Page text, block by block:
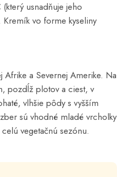
usnadňuje jeho
vo forme kyseliny
a Severnej Amerike. Na
pozdĺž plotov a ciest, v
vlhšie pôdy s vyšším
sú vhodné mladé vrcholky
vegetačnú sezónu.